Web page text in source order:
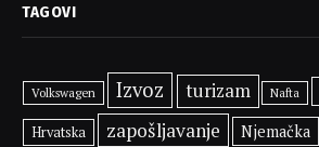
TAGOVI
Volkswagen Izvoz turizam Nafta
Hrvatska zapošljavanje Njemačka